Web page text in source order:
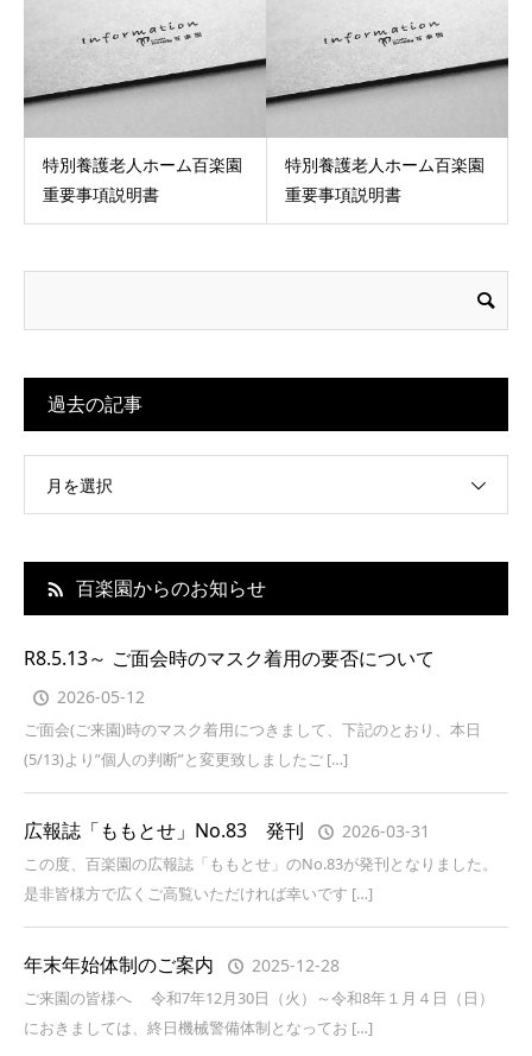
特別養護老人ホーム百楽園
重要事項説明書
特別養護老人ホーム百楽園
重要事項説明書
過去の記事
月を選択
百楽園からのお知らせ
R8.5.13～ ご面会時のマスク着用の要否について
2026-05-12
ご面会(ご来園)時のマスク着用につきまして、下記のとおり、本日
(5/13)より”個人の判断”と変更致しましたご […]
広報誌「ももとせ」No.83 発刊 2026-03-31
この度、百楽園の広報誌「ももとせ」のNo.83が発刊となりました。
是非皆様方で広くご高覧いただければ幸いです […]
年末年始体制のご案内 2025-12-28
ご来園の皆様へ 令和7年12月30日（火）～令和8年１月４日（日）
におきましては、終日機械警備体制となってお […]